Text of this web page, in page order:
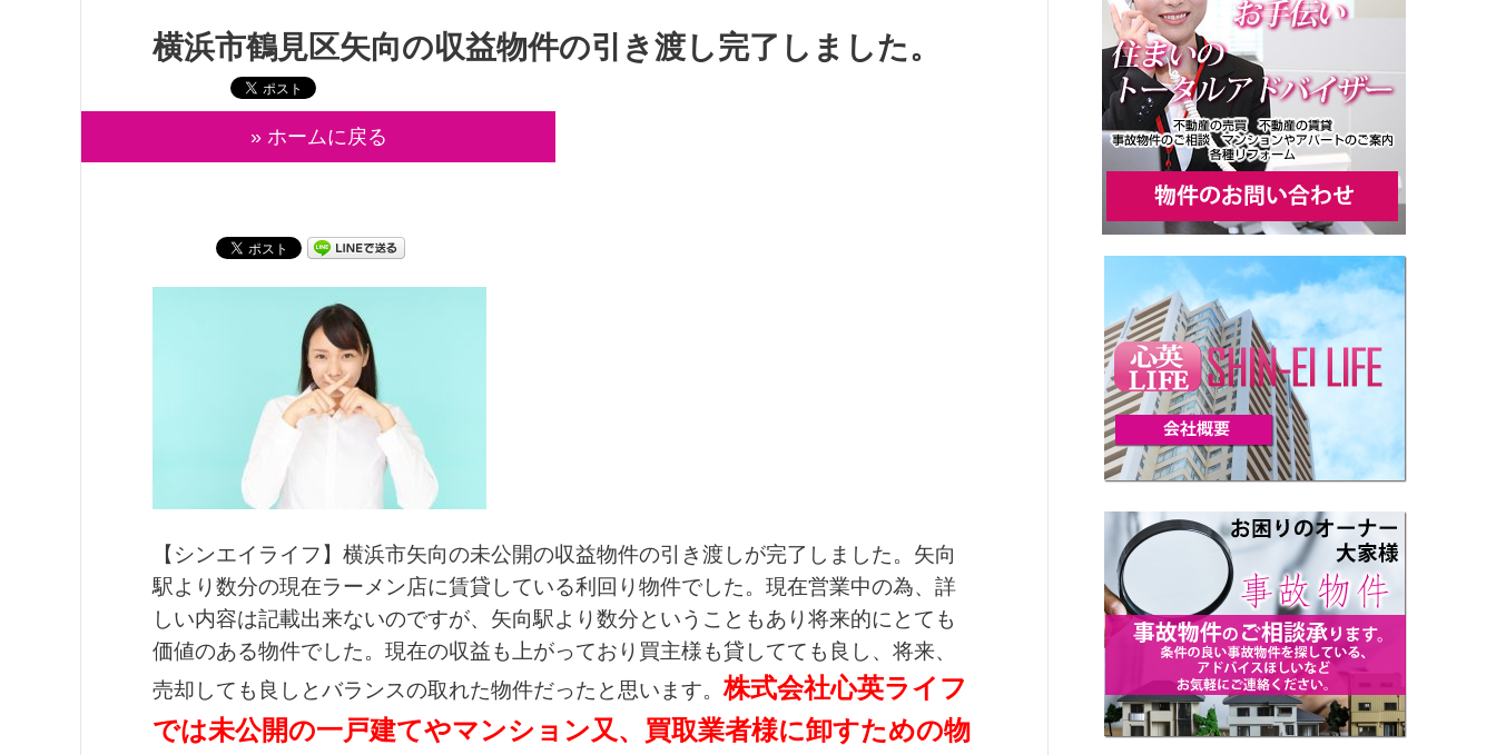
横浜市鶴見区矢向の収益物件の引き渡し完了しました。
» ホームに戻る
【シンエイライフ】横浜市矢向の未公開の収益物件の引き渡しが完了しました。矢向
駅より数分の現在ラーメン店に賃貸している利回り物件でした。現在営業中の為、詳
しい内容は記載出来ないのですが、矢向駅より数分ということもあり将来的にとても
価値のある物件でした。現在の収益も上がっており買主様も貸してても良し、将来、
売却しても良しとバランスの取れた物件だったと思います。株式会社心英ライフ
では未公開の一戸建てやマンション又、買取業者様に卸すための物